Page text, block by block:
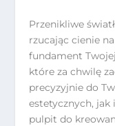
Przenikliwe
rzucając cienie
fundament
które za chwilę
precyzyjnie do
estetycznych,
pulpit do